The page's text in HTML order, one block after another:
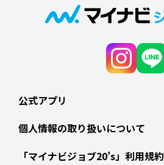
公式アプリ
個人情報の取り扱いについて
「マイナビジョブ20’s」利用規約